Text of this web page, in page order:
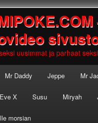
uusimmat ja parhaat
Mr Daddy Jeppe Mr
Eve X Susu Miryah
morsian